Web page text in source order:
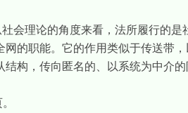
社会理论的角度来看，法所履行的
网的职能。它的作用类似于传送带
结构，传向匿名的、以系统为中介